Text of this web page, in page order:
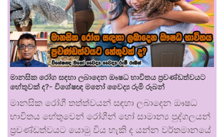
මානසික රෝග සඳහා ලබාදෙන ඖෂධ භාවිතය ප්‍රචණ්ඩත්වයට
හේතුවක් ද?- විශේෂඥ මනෝ වෛද්‍ය රූමි රූබන්
මානසික රෝගී තත්ත්වයන් සඳහා ලබාදෙන ඖෂධ
භාවිතය හේතුවෙන් රෝගීන් හෝ සාමාන්‍ය පුද්ගලයන්
ප්‍රචණ්ඩත්වයට යොමු විය හැකි ද යන්න වර්තමානයේ